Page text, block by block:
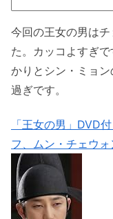
今回の王女の男は
た。カッコよすぎ
かりとシン・ミョ
過ぎです。
「王女の男」DVD
フ、ムン・チェウ